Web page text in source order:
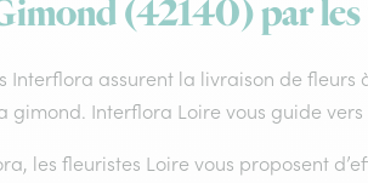
(42140) par
Interflora assurent la livraison de
gimond. Interflora Loire vous guide
les fleuristes Loire vous proposent